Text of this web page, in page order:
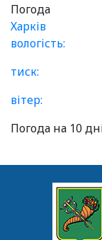
Погода
Харків
вологість:
тиск:
вітер:
Погода на 10